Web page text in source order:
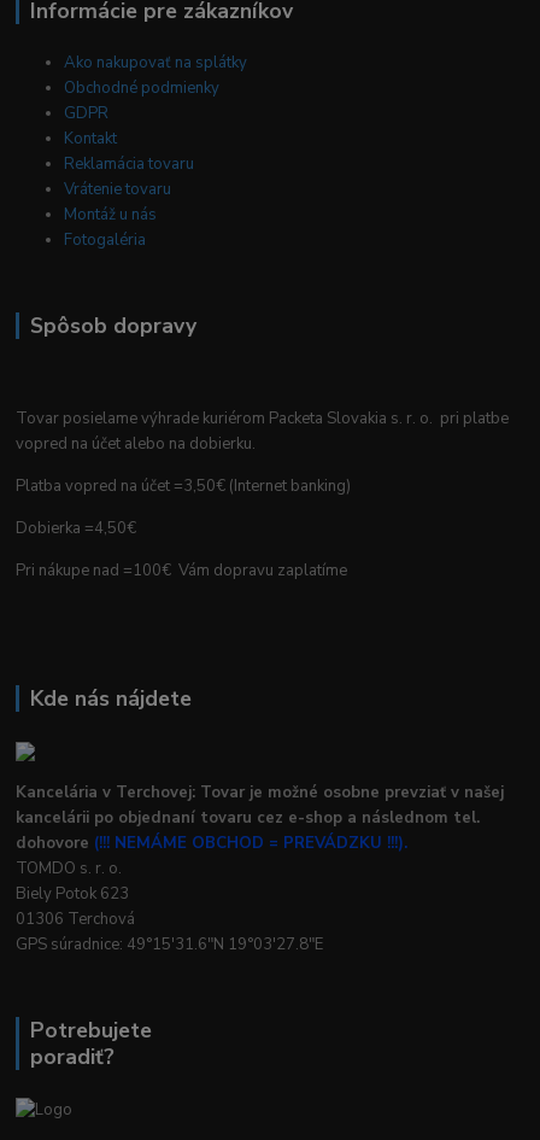
Informácie pre zákazníkov
Ako nakupovať na splátky
Obchodné podmienky
GDPR
Kontakt
Reklamácia tovaru
Vrátenie tovaru
Montáž u nás
Fotogaléria
Spôsob dopravy
Tovar posielame výhrade kuriérom Packeta Slovakia s. r. o. pri platbe
vopred na účet alebo na dobierku.
Platba vopred na účet =3,50€ (Internet banking)
Dobierka =4,50€
Pri nákupe nad =100€ Vám dopravu zaplatíme
Kde nás nájdete
Kancelária v Terchovej: Tovar je možné osobne prevziať v našej
kancelárii po objednaní tovaru cez e-shop a následnom tel.
dohovore (!!! NEMÁME OBCHOD = PREVÁDZKU !!!).
TOMDO s. r. o.
Biely Potok 623
01306 Terchová
GPS súradnice: 49°15'31.6"N 19°03'27.8"E
Potrebujete
poradiť?